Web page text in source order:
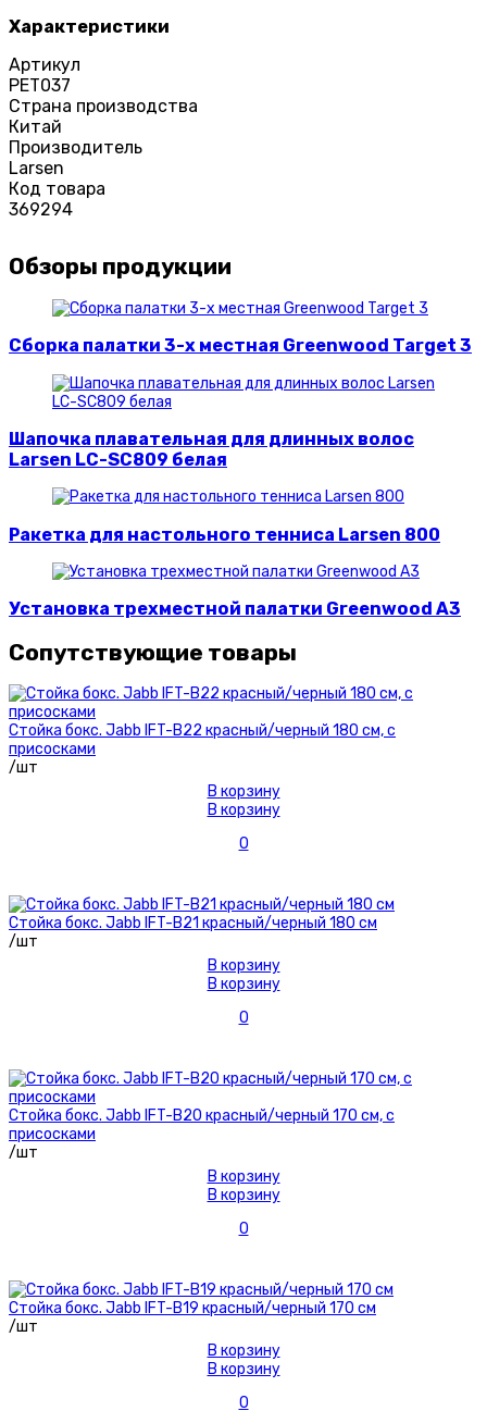
Характеристики
Артикул
PET037
Страна производства
Китай
Производитель
Larsen
Код товара
369294
Обзоры продукции
Сборка палатки 3-х местная Greenwood Target 3
Шапочка плавательная для длинных волос
Larsen LC-SC809 белая
Ракетка для настольного тенниса Larsen 800
Установка трехместной палатки Greenwood A3
Сопутствующие товары
Стойка бокс. Jabb IFT-B22 красный/черный 180 см, с
присосками
/шт
В корзину
В корзину
0
Стойка бокс. Jabb IFT-B21 красный/черный 180 см
/шт
В корзину
В корзину
0
Стойка бокс. Jabb IFT-B20 красный/черный 170 см, с
присосками
/шт
В корзину
В корзину
0
Стойка бокс. Jabb IFT-B19 красный/черный 170 см
/шт
В корзину
В корзину
0